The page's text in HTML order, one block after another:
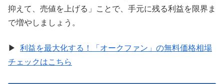
抑えて、売値を上げる」ことで、手元に残る利益を限界ま
で増やしましょう。
▶ 利益を最大化する！「オークファン」の無料価格相場
チェックはこちら